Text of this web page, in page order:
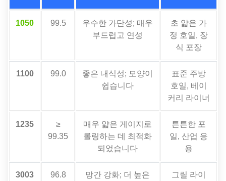
1050 99.5
우수한 가단성; 매우
부드럽고 연성
초 얇은 가
정 호일, 장
식 포장
1100 99.0
좋은 내식성; 모양이
쉽습니다
표준 주방
호일, 베이
커리 라이너
1235
≥
99.35
매우 얇은 게이지로
롤링하는 데 최적화
되었습니다
튼튼한 포
일, 산업 응
용
3003 96.8
망간 강화; 더 높은
그릴 라이